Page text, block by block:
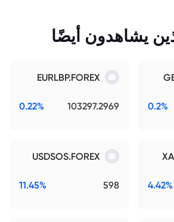
يشاهدون أيضًا
0.2%
EURLBP.FOREX
103297.2969
0.22%
4.42%
USDSOS.FOREX
598
11.45%